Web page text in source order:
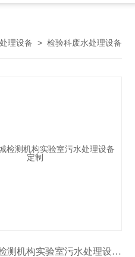
理设备 > 检验科废水处理设备
BSD-SYS白城检测机构实验室污水处理设备定制